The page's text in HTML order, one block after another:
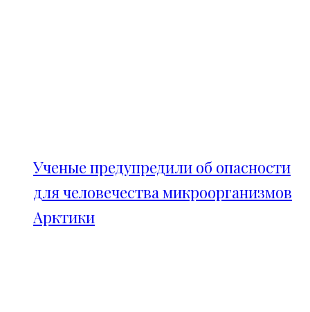
Ученые предупредили об опасности
для человечества микроорганизмов
Арктики